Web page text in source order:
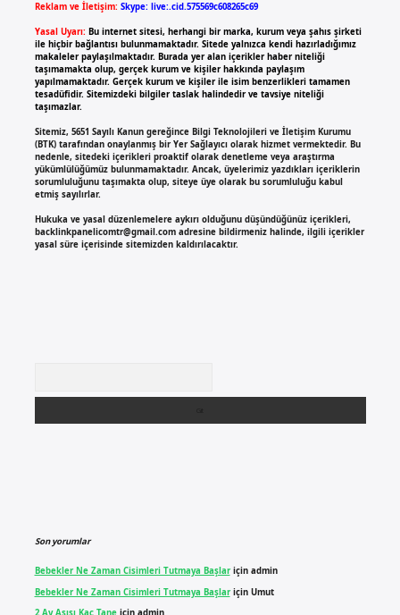
Reklam ve İletişim: Skype: live:.cid.575569c608265c69
Yasal Uyarı: Bu internet sitesi, herhangi bir marka, kurum veya şahıs şirketi
ile hiçbir bağlantısı bulunmamaktadır. Sitede yalnızca kendi hazırladığımız
makaleler paylaşılmaktadır. Burada yer alan içerikler haber niteliği
taşımamakta olup, gerçek kurum ve kişiler hakkında paylaşım
yapılmamaktadır. Gerçek kurum ve kişiler ile isim benzerlikleri tamamen
tesadüfidir. Sitemizdeki bilgiler taslak halindedir ve tavsiye niteliği
taşımazlar.
Sitemiz, 5651 Sayılı Kanun gereğince Bilgi Teknolojileri ve İletişim Kurumu
(BTK) tarafından onaylanmış bir Yer Sağlayıcı olarak hizmet vermektedir. Bu
nedenle, sitedeki içerikleri proaktif olarak denetleme veya araştırma
yükümlülüğümüz bulunmamaktadır. Ancak, üyelerimiz yazdıkları içeriklerin
sorumluluğunu taşımakta olup, siteye üye olarak bu sorumluluğu kabul
etmiş sayılırlar.
Hukuka ve yasal düzenlemelere aykırı olduğunu düşündüğünüz içerikleri,
backlinkpanelicomtr@gmail.comadresine bildirmeniz halinde, ilgili içerikler
yasal süre içerisinde sitemizden kaldırılacaktır.
Son yorumlar
Bebekler Ne Zaman Cisimleri Tutmaya Başlariçin admin
Bebekler Ne Zaman Cisimleri Tutmaya Başlariçin Umut